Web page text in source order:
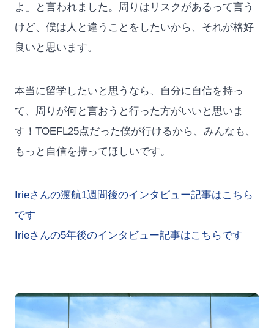
よ」と言われました。周りはリスクがあるって言う
けど、僕は人と違うことをしたいから、それが格好
良いと思います。
本当に留学したいと思うなら、自分に自信を持っ
て、周りが何と言おうと行った方がいいと思いま
す！TOEFL25点だった僕が行けるから、みんなも、
もっと自信を持ってほしいです。
Irieさんの渡航1週間後のインタビュー記事はこちら
です
Irieさんの5年後のインタビュー記事はこちらです